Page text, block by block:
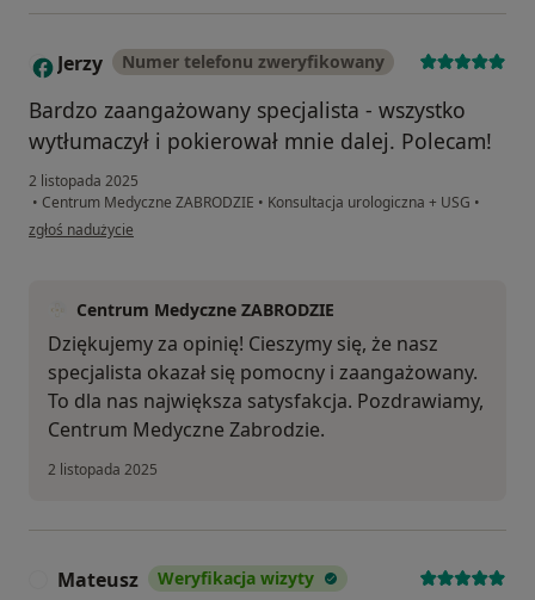
J Jerzy Numer telefonu zweryfikowany
Bardzo zaangażowany specjalista - wszystko
wytłumaczył i pokierował mnie dalej. Polecam!
2 listopada 2025
• Centrum Medyczne ZABRODZIE • Konsultacja urologiczna + USG •
w opinii użytkownika Jerzy
zgłoś nadużycie
Centrum Medyczne ZABRODZIE
Dziękujemy za opinię! Cieszymy się, że nasz
specjalista okazał się pomocny i zaangażowany.
To dla nas największa satysfakcja. Pozdrawiamy,
Centrum Medyczne Zabrodzie.
2 listopada 2025
Mateusz Weryfikacja wizyty